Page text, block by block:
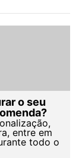
o seu
entre em
todo o